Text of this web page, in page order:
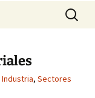
Buscar:
Industria, Sectores